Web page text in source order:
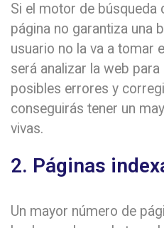
Si el motor de búsqueda
página no garantiza una
usuario no la va a tomar
será analizar la web
posibles errores y
conseguirás tener un
vivas.
2. Páginas
Un mayor número de